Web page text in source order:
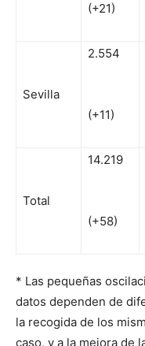
(+21)
Sevilla
2.554
(+11)
Total
14.219
(+58)
* Las pequeñas
datos dependen de
la recogida de los
caso, y a la mejora de